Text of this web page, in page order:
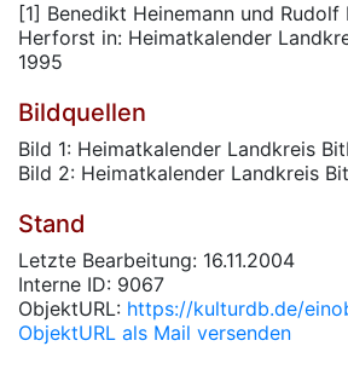
[1] Benedikt Heinemann und Rudolf
Herforst in: Heimatkalender
1995
Bildquellen
Bild 1: Heimatkalender Landkreis
Bild 2: Heimatkalender Landkreis
Stand
Letzte Bearbeitung: 16.11.2004
Interne ID: 9067
ObjektURL: https://kulturdb.de/
ObjektURL als Mail versenden